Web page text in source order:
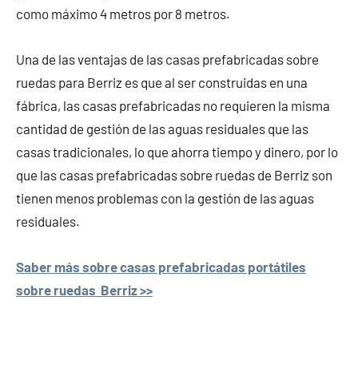
como máximo 4 metros por 8 metros.
Una de las ventajas de las casas prefabricadas sobre
ruedas para Berriz es que al ser construidas en una
fábrica, las casas prefabricadas no requieren la misma
cantidad de gestión de las aguas residuales que las
casas tradicionales, lo que ahorra tiempo y dinero, por lo
que las casas prefabricadas sobre ruedas de Berriz son
tienen menos problemas con la gestión de las aguas
residuales.
Saber más sobre casas prefabricadas portátiles
sobre ruedas Berriz >>